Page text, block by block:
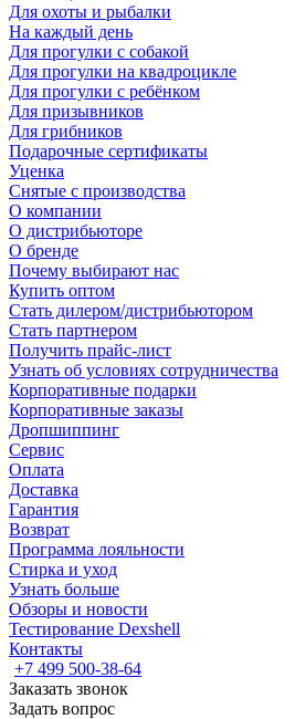
Для охоты и рыбалки
На каждый день
Для прогулки с собакой
Для прогулки на квадроцикле
Для прогулки с ребёнком
Для призывников
Для грибников
Подарочные сертификаты
Уценка
Снятые с производства
О компании
О дистрибьюторе
О бренде
Почему выбирают нас
Купить оптом
Стать дилером/дистрибьютором
Стать партнером
Получить прайс-лист
Узнать об условиях сотрудничества
Корпоративные подарки
Корпоративные заказы
Дропшиппинг
Сервис
Оплата
Доставка
Гарантия
Возврат
Программа лояльности
Стирка и уход
Узнать больше
Обзоры и новости
Тестирование Dexshell
Контакты
+7 499 500-38-64
Заказать звонок
Задать вопрос